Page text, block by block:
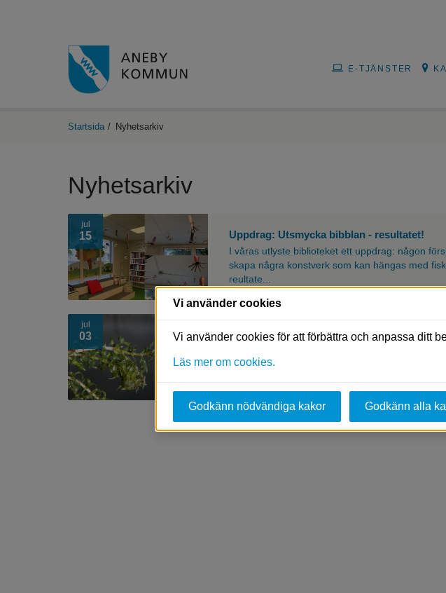
E-TJÄNSTER
Startsida / Nyhetsarkiv
Nyhetsarkiv
jul
15 Uppdrag: Utsmycka bibblan - resultatet!
I våras utlyste biblioteket ett uppdrag: någon
skapa några konstverk som kan hängas med
reultate...
jul
03 Invasiva främmande arter
betydande negativa effekter på biologisk
Vi använder cookies
Vi använder cookies för att förbättra och anpassa ditt
Läs mer om cookies.
Godkänn nödvändiga kakor Godkänn alla